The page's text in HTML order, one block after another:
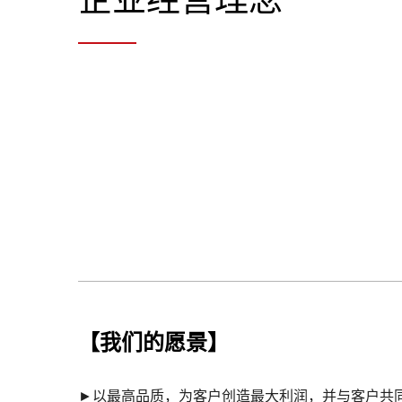
【我们的愿景】
►以最高品质，为客户创造最大利润，并与客户共